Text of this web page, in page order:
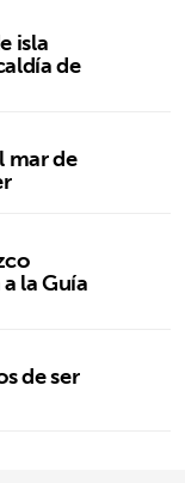
isla
de
mar de
la Guía
de ser